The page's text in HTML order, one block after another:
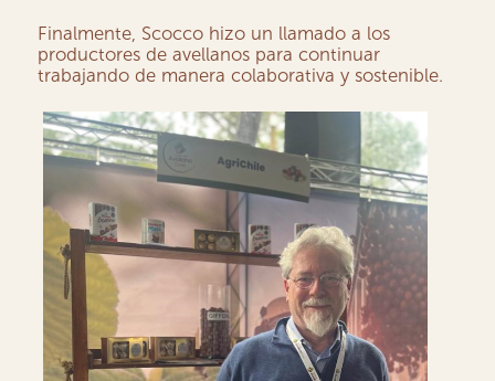
Finalmente, Scocco hizo un llamado a los
productores de avellanos para continuar
trabajando de manera colaborativa y sostenible.